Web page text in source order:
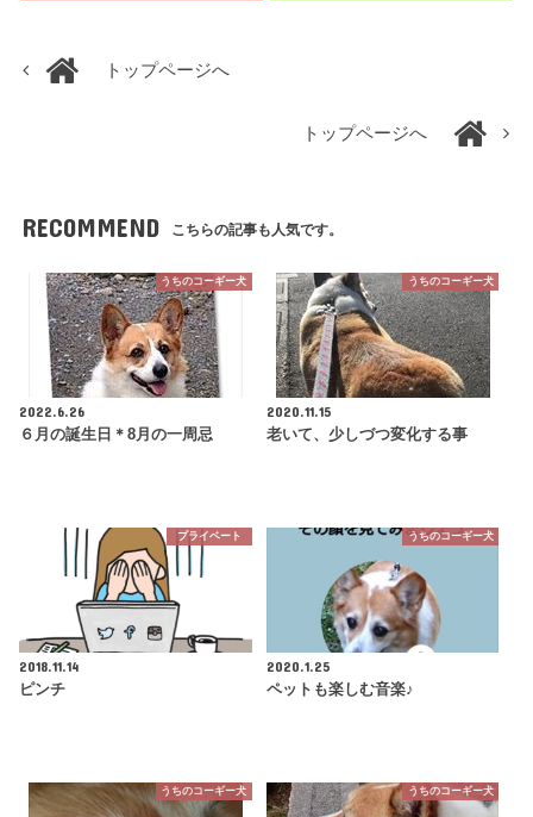
トップページへ
トップページへ
RECOMMEND こちらの記事も人気です。
うちのコーギー犬
2022.6.26
６月の誕生日＊8月の一周忌
うちのコーギー犬
2020.11.15
老いて、少しづつ変化する事
プライベート
2018.11.14
ピンチ
うちのコーギー犬
2020.1.25
ペットも楽しむ音楽♪
うちのコーギー犬 うちのコーギー犬